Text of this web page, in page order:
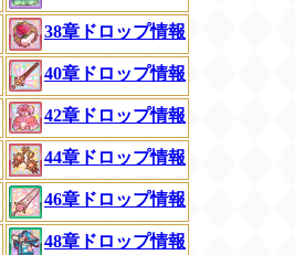
38章ドロップ情報
40章ドロップ情報
42章ドロップ情報
44章ドロップ情報
46章ドロップ情報
48章ドロップ情報